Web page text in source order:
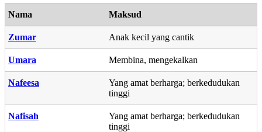
Nama Maksud
Zumar Anak kecil yang cantik
Umara Membina, mengekalkan
Nafeesa
Yang amat berharga; berkedudukan
tinggi
Nafisah
Yang amat berharga; berkedudukan
tinggi